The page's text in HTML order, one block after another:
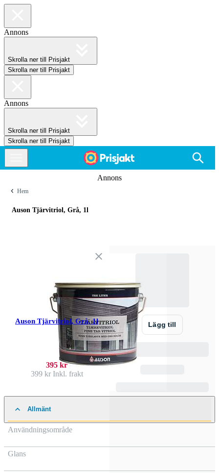
Annons
Skrolla ner till Prisjakt
Skrolla ner till Prisjakt
Annons
Skrolla ner till Prisjakt
Skrolla ner till Prisjakt
Annons
Hem
Auson Tjärvitriol, Grå, 1l
Auson Tjärvitriol, Grå, 1l
395 kr
399 krInkl. frakt
Lägg till
Allmänt
Användningsområde
Glans